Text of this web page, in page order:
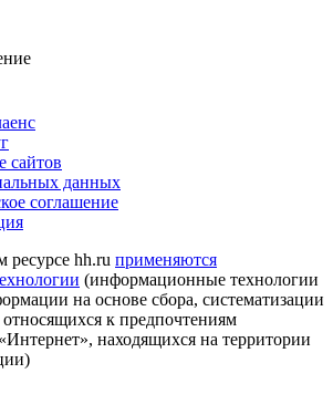
сайтов
данных
соглашение
hh.ru применяются
(информационные технологии
на основе сбора, систематизации
к предпочтениям
находящихся на территории